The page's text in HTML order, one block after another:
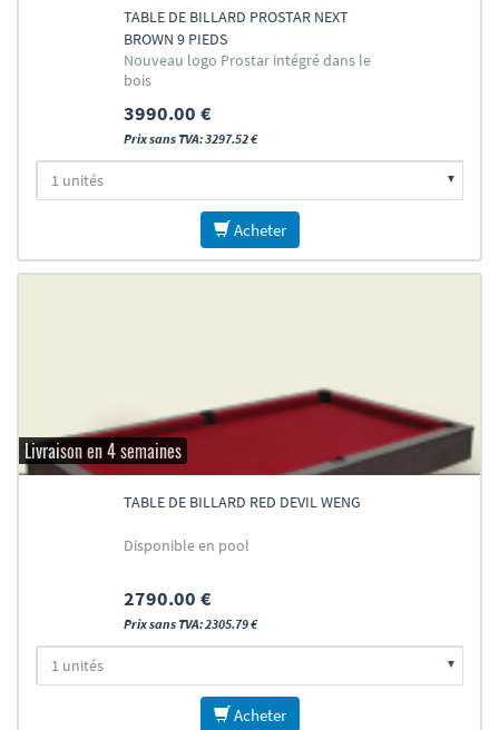
TABLE DE BILLARD PROSTAR NEXT
BROWN 9 PIEDS
Nouveau logo Prostar intégré dans le
bois
3990.00 €
Prix sans TVA: 3297.52 €
Acheter
Livraison en 4 semaines
TABLE DE BILLARD RED DEVIL WENG
Disponible en pool
2790.00 €
Prix sans TVA: 2305.79 €
Acheter